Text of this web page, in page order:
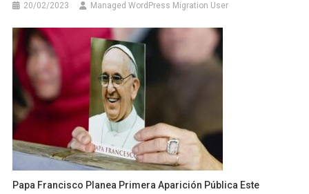
20/02/2023 Managed WordPress Migration User
Papa Francisco Planea Primera Aparición Pública Este